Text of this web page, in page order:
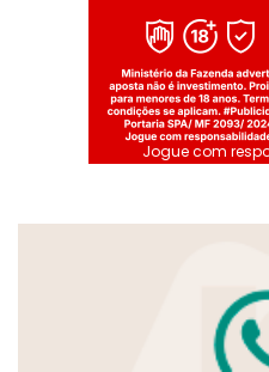
Jogue com